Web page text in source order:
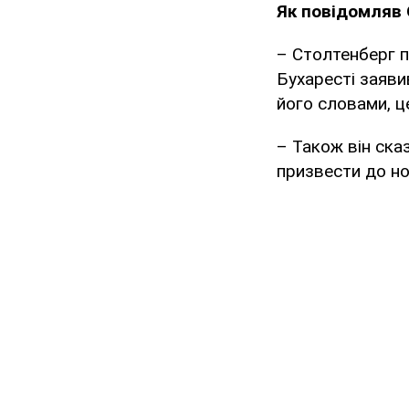
Як повідомляв
– Столтенберг
Бухаресті
його словами,
– Також він
призвести до